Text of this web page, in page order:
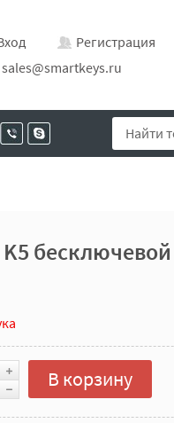
Регистрация
sales@smartkeys.ru
В корзину